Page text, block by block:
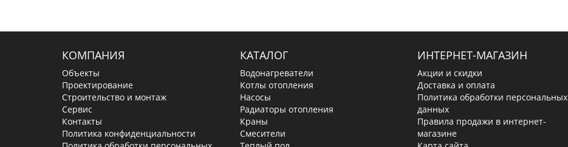
КОМПАНИЯ
Объекты
Проектирование
Строительство и монтаж
Сервис
Контакты
Политика конфиденциальности
КАТАЛОГ
Водонагреватели
Котлы отопления
Насосы
Радиаторы отопления
Краны
Смесители
ИНТЕРНЕТ-МАГАЗИН
Акции и скидки
Доставка и оплата
Политика обработки персональных
данных
Правила продажи в интернет-
магазине